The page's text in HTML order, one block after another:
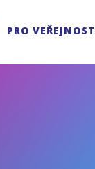
PRO VEŘEJNOST